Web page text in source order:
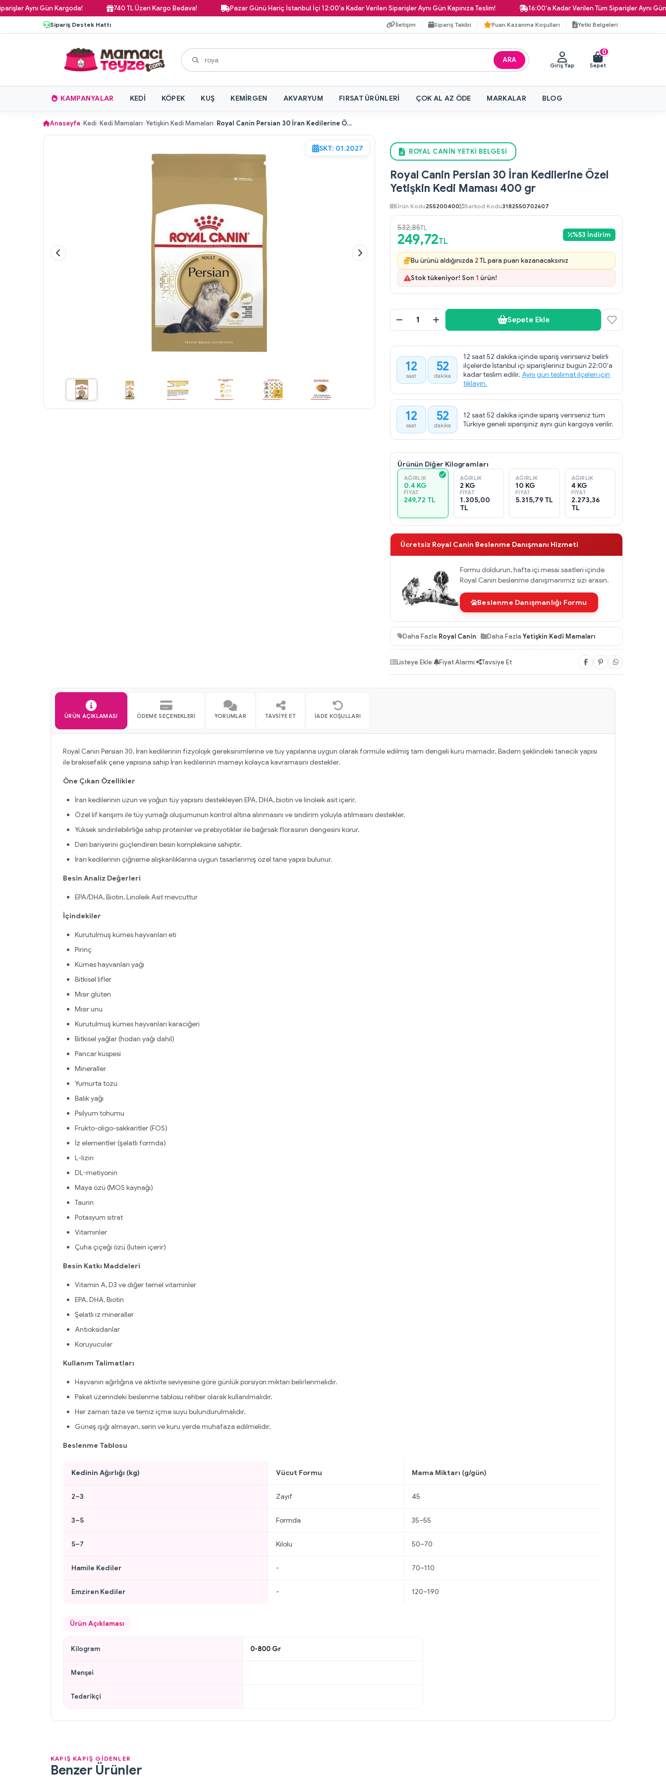
Gün Kargoda! 740 TL Üzeri Kargo Bedava! Pazar Günü Hariç İstanbul İçi 12:00'a Kadar Verilen Siparişler Aynı Gün Kapınıza Teslim! 16:00'a Kadar Verilen Tüm Siparişler Aynı Gün
Sipariş Destek Hattı İletişim Sipariş Takibi Puan Kazanma Koşulları Yetki Belgeleri
ARA
Giriş Yap
0
Sepet
KAMPANYALAR KEDI KÖPEK KUŞ KEMIRGEN AKVARYUM FIRSAT ÜRÜNLERI ÇOK AL AZ ÖDE MARKALAR BLOG
Anasayfa Kedi Kedi Mamaları Yetişkin Kedi Mamaları Royal Canin Persian 30 İran Kedilerine Özel Yetişkin Kedi Maması 400 gr
SKT: 01.2027 ROYAL CANIN YETKI BELGESI
Royal Canin Persian 30 İran Kedilerine Özel
Yetişkin Kedi Maması 400 gr
Ürün Kodu255200400 Barkod Kodu3182550702607
532,85TL
249,72TL
%53 İndirim
Bu ürünü aldığınızda 2TL para puan kazanacaksınız
Stok tükeniyor! Son 1 ürün!
Sepete Ekle
12
saat
52
dakika
12 saat 52 dakika içinde sipariş verirseniz belirli
ilçelerde İstanbul içi siparişleriniz bugün 22:00'a
kadar teslim edilir. Aynı gün teslimat ilçeleri için
tıklayın.
12
saat
52
dakika
12 saat 52 dakika içinde sipariş verirseniz tüm
Türkiye geneli siparişiniz aynı gün kargoya verilir.
Ürünün Diğer Kilogramları
AĞIRLIK
0.4 KG
FIYAT
249,72 TL
AĞIRLIK
2 KG
FIYAT
1.305,00
TL
AĞIRLIK
10 KG
FIYAT
5.315,79 TL
AĞIRLIK
4 KG
FIYAT
2.273,36
TL
Ücretsiz Royal Canin Beslenme Danışmanı Hizmeti
Formu doldurun, hafta içi mesai saatleri içinde
Royal Canin beslenme danışmanımız sizi arasın.
Beslenme Danışmanlığı Formu
Daha Fazla Royal Canin Daha Fazla Yetişkin Kedi Mamaları
Listeye Ekle| Fiyat Alarmı| Tavsiye Et
ÜRÜN AÇIKLAMASI ÖDEME SEÇENEKLERI YORUMLAR TAVSIYE ET İADE KOŞULLARI
Royal Canin Persian 30, İran kedilerinin fizyolojik gereksinimlerine ve tüy yapılarına uygun olarak formüle edilmiş tam dengeli kuru mamadır. Badem şeklindeki tanecik yapısı
ile brakisefalik çene yapısına sahip İran kedilerinin mamayı kolayca kavramasını destekler.
Öne Çıkan Özellikler
İran kedilerinin uzun ve yoğun tüy yapısını destekleyen EPA, DHA, biotin ve linoleik asit içerir.
Özel lif karışımı ile tüy yumağı oluşumunun kontrol altına alınmasını ve sindirim yoluyla atılmasını destekler.
Yüksek sindirilebilirliğe sahip proteinler ve prebiyotikler ile bağırsak florasının dengesini korur.
Deri bariyerini güçlendiren besin kompleksine sahiptir.
İran kedilerinin çiğneme alışkanlıklarına uygun tasarlanmış özel tane yapısı bulunur.
Besin Analiz Değerleri
EPA/DHA, Biotin, Linoleik Asit mevcuttur
İçindekiler
Kurutulmuş kümes hayvanları eti
Pirinç
Kümes hayvanları yağı
Bitkisel lifler
Mısır glüten
Mısır unu
Kurutulmuş kümes hayvanları karaciğeri
Bitkisel yağlar (hodan yağı dahil)
Pancar küspesi
Mineraller
Yumurta tozu
Balık yağı
Psilyum tohumu
Frukto-oligo-sakkaritler (FOS)
İz elementler (şelatlı formda)
L-lizin
DL-metiyonin
Maya özü (MOS kaynağı)
Taurin
Potasyum sitrat
Vitaminler
Çuha çiçeği özü (lutein içerir)
Besin Katkı Maddeleri
Vitamin A, D3 ve diğer temel vitaminler
EPA, DHA, Biotin
Şelatlı iz mineraller
Antioksidanlar
Koruyucular
Kullanım Talimatları
Hayvanın ağırlığına ve aktivite seviyesine göre günlük porsiyon miktarı belirlenmelidir.
Paket üzerindeki beslenme tablosu rehber olarak kullanılmalıdır.
Her zaman taze ve temiz içme suyu bulundurulmalıdır.
Güneş ışığı almayan, serin ve kuru yerde muhafaza edilmelidir.
Beslenme Tablosu
Kedinin Ağırlığı (kg) Vücut Formu Mama Miktarı (g/gün)
2–3 Zayıf 45
3–5 Formda 35–55
5–7 Kilolu 50–70
Hamile Kediler - 70–110
Emziren Kediler - 120–190
Ürün Açıklaması
Kilogram 0-800 Gr
Menşei
Tedarikçi
KAPIŞ KAPIŞ GİDENLER
Benzer Ürünler